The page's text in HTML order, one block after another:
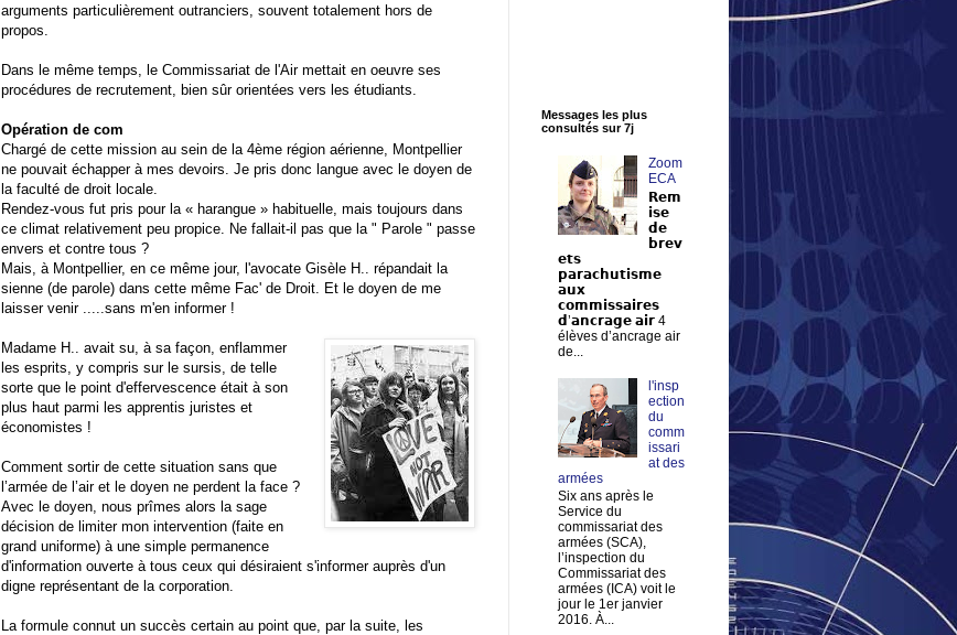
arguments particulièrement outranciers, souvent totalement hors de
propos.
Dans le même temps, le Commissariat de l'Air mettait en oeuvre ses
procédures de recrutement, bien sûr orientées vers les étudiants.
Opération de com
Chargé de cette mission au sein de la 4ème région aérienne, Montpellier
ne pouvait échapper à mes devoirs. Je pris donc langue avec le doyen de
la faculté de droit locale.
Rendez-vous fut pris pour la « harangue » habituelle, mais toujours dans
ce climat relativement peu propice. Ne fallait-il pas que la " Parole " passe
envers et contre tous ?
Mais, à Montpellier, en ce même jour, l'avocate Gisèle H.. répandait la
sienne (de parole) dans cette même Fac' de Droit. Et le doyen de me
laisser venir .....sans m'en informer !
Madame H.. avait su, à sa façon, enflammer
les esprits, y compris sur le sursis, de telle
sorte que le point d'effervescence était à son
plus haut parmi les apprentis juristes et
économistes !
Comment sortir de cette situation sans que
l’armée de l’air et le doyen ne perdent la face ?
Avec le doyen, nous prîmes alors la sage
décision de limiter mon intervention (faite en
grand uniforme) à une simple permanence
d'information ouverte à tous ceux qui désiraient s'informer auprès d'un
digne représentant de la corporation.
La formule connut un succès certain au point que, par la suite, les
Messages les plus
consultés sur 7j
Zoom
ECA
𝗥𝗲𝗺
𝗶𝘀𝗲
𝗱𝗲
𝗯𝗿𝗲𝘃
𝗲𝘁𝘀
𝗽𝗮𝗿𝗮𝗰𝗵𝘂𝘁𝗶𝘀𝗺𝗲
𝗮𝘂𝘅
𝗰𝗼𝗺𝗺𝗶𝘀𝘀𝗮𝗶𝗿𝗲𝘀
𝗱’𝗮𝗻𝗰𝗿𝗮𝗴𝗲 𝗮𝗶𝗿 4
élèves d’ancrage air
de...
l'insp
ection
du
comm
issari
at des
armées
Six ans après le
Service du
commissariat des
armées (SCA),
l’inspection du
Commissariat des
armées (ICA) voit le
jour le 1er janvier
2016. À...